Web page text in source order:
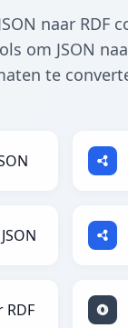
naar RDF
om JSON
te
RDF